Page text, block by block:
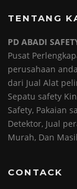
TENTANG
PD ABADI
Pusat
perusahaan
dari Jual Alat
Sepatu safety
Safety, Pakaian
Detektor, Jual
Murah, Dan
CONTACK